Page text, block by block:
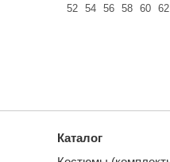
52
54 56 58 60 62
Каталог